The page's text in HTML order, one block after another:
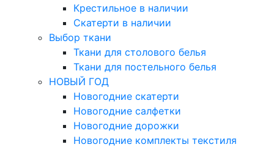
Крестильное в наличии
Скатерти в наличии
Выбор ткани
Ткани для столового белья
Ткани для постельного белья
НОВЫЙ ГОД
Новогодние скатерти
Новогодние салфетки
Новогодние дорожки
Новогодние комплекты текстиля